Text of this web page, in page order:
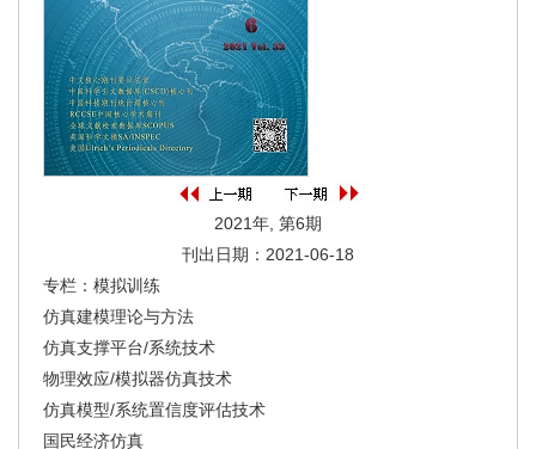
2021年, 第6期
刊出日期：2021-06-18
专栏：模拟训练
仿真建模理论与方法
仿真支撑平台/系统技术
物理效应/模拟器仿真技术
仿真模型/系统置信度评估技术
国民经济仿真